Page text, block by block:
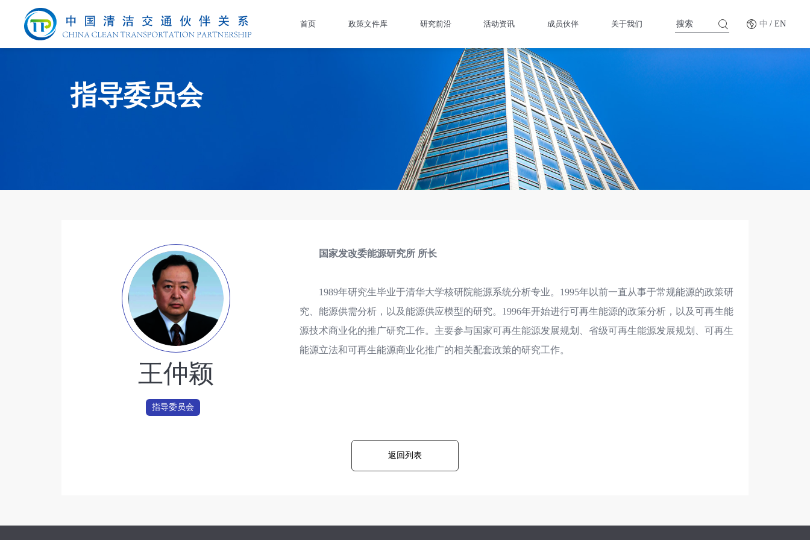
首页 政策文件库 研究前沿 活动资讯 成员伙伴 关于我们 中 / EN
指导委员会
王仲颖
指导委员会
国家发改委能源研究所 所长
1989年研究生毕业于清华大学核研院能源系统分析专业。1995年以前一直从事于常规能源的政策研
究、能源供需分析，以及能源供应模型的研究。1996年开始进行可再生能源的政策分析，以及可再生能
源技术商业化的推广研究工作。主要参与国家可再生能源发展规划、省级可再生能源发展规划、可再生
能源立法和可再生能源商业化推广的相关配套政策的研究工作。
返回列表